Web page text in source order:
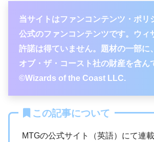
当サイトはファンコンテンツ・ポリ
公式のファンコンテンツです。ウィ
許諾は得ていません。題材の一部に
オブ・ザ・コースト社の財産を含ん
©Wizards of the Coast LLC.
この記事について
MTGの公式サイト（英語）にて連